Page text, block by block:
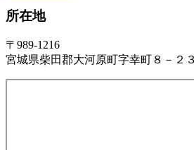
所在地
〒989-1216
宮城県柴田郡大河原町字幸町８－２３